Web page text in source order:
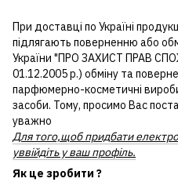
При доставці по Україні
підлягають поверненню або
України "ПРО ЗАХИСТ ПРАВ
01.12.2005 р.) обміну та
парфюмерно-косметичні
засоби. Тому, просимо Вас
уважно
Для того,щоб придбати
уввійдіть у ваш профіль.
Як це зробити ?